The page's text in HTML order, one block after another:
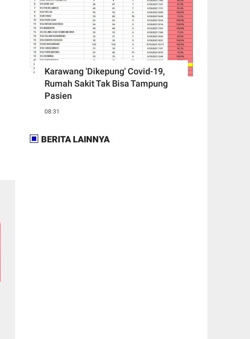
Karawang 'Dikepung' Covid-19,
Rumah Sakit Tak Bisa Tampung
Pasien
08:31
BERITA LAINNYA